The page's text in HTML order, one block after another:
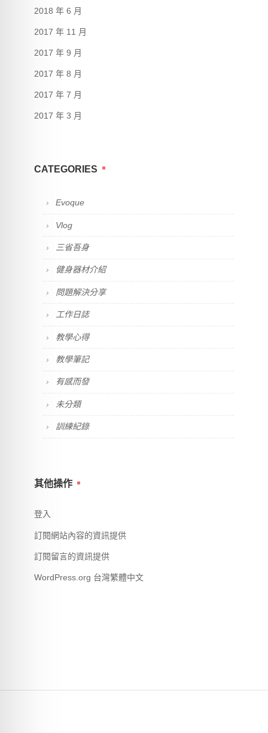
2018 年 6 月
2017 年 11 月
2017 年 9 月
2017 年 8 月
2017 年 7 月
2017 年 3 月
CATEGORIES
Evoque
Vlog
三省吾身
健身器材介紹
問題解決分享
工作日誌
教學心得
教學筆記
有感而發
未分類
訓練紀錄
其他操作
登入
訂閱網站內容的資訊提供
訂閱留言的資訊提供
WordPress.org 台灣繁體中文